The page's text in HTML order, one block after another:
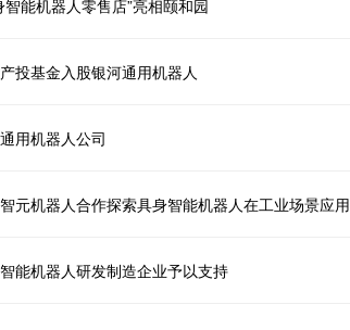
智能机器人零售店”亮相颐和园
投基金入股银河通用机器人
用机器人公司
元机器人合作探索具身智能机器人在工业场景应用
能机器人研发制造企业予以支持